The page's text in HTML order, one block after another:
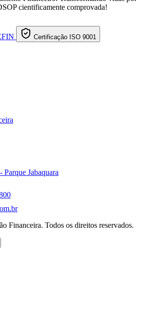
cientificamente comprovada!
Certificação ISO 9001
Jabaquara
Financeira. Todos os direitos reservados.